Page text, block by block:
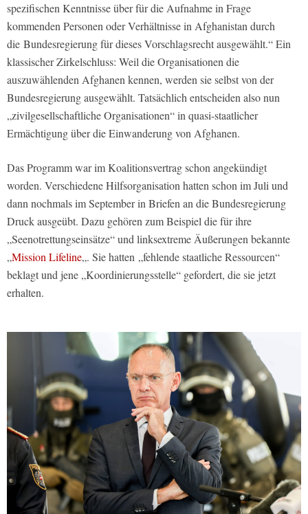
spezifischen Kenntnisse über für die Aufnahme in Frage
kommenden Personen oder Verhältnisse in Afghanistan durch
die Bundesregierung für dieses Vorschlagsrecht ausgewählt.“ Ein
klassischer Zirkelschluss: Weil die Organisationen die
auszuwählenden Afghanen kennen, werden sie selbst von der
Bundesregierung ausgewählt. Tatsächlich entscheiden also nun
„zivilgesellschaftliche Organisationen“ in quasi-staatlicher
Ermächtigung über die Einwanderung von Afghanen.
Das Programm war im Koalitionsvertrag schon angekündigt
worden. Verschiedene Hilfsorganisation hatten schon im Juli und
dann nochmals im September in Briefen an die Bundesregierung
Druck ausgeübt. Dazu gehören zum Beispiel die für ihre
„Seenotrettungseinsätze“ und linksextreme Äußerungen bekannte
„Mission Lifeline„. Sie hatten „fehlende staatliche Ressourcen“
beklagt und jene „Koordinierungsstelle“ gefordert, die sie jetzt
erhalten.